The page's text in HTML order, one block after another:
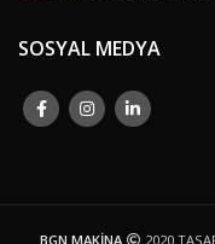
SOSYAL MEDYA
BGN MAKİNA 2020